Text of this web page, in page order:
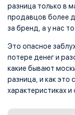
разница только в
продавцов более
за бренд, а у нас
Это опасное
потере денег и
какие бывают
разница, и как это
характеристиках